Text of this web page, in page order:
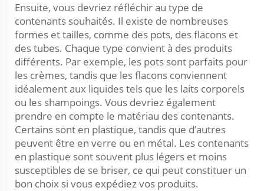
Ensuite, vous devriez réfléchir au type de
contenants souhaités. Il existe de nombreuses
formes et tailles, comme des pots, des flacons et
des tubes. Chaque type convient à des produits
différents. Par exemple, les pots sont parfaits pour
les crèmes, tandis que les flacons conviennent
idéalement aux liquides tels que les laits corporels
ou les shampoings. Vous devriez également
prendre en compte le matériau des contenants.
Certains sont en plastique, tandis que d’autres
peuvent être en verre ou en métal. Les contenants
en plastique sont souvent plus légers et moins
susceptibles de se briser, ce qui peut constituer un
bon choix si vous expédiez vos produits.